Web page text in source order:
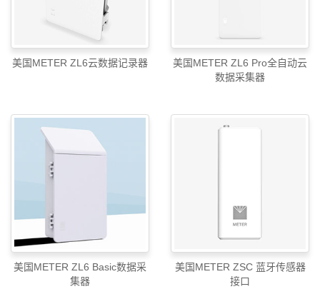
美国METER ZL6云数据记录器
美国METER ZL6 Pro全自动云
数据采集器
美国METER ZL6 Basic数据采
集器
美国METER ZSC 蓝牙传感器
接口